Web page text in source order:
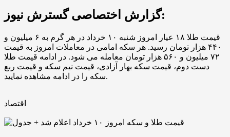
گزارش اختصاصی گسترش نیوز:
قیمت طلا ۱۸ عیار امروز شنبه ۱۰ خرداد در هر گرم به ۶ میلیون و
۴۴۰ هزار تومان رسید. هر سکه امامی در معاملات امروز به قیمت
۷۲ میلیون و ۵۶۰ هزار تومان معامله می شود. در ادامه قیمت طلا
دست دوم، قیمت سکه بهار آزادی، قیمت نیم سکه و قیمت ربع
سکه را در ادامه مشاهده نمایید.
اقتصاد